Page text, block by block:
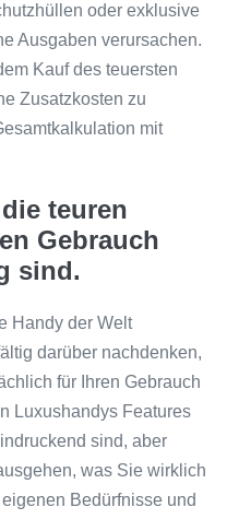
oder exklusive
Ausgaben verursachen.
Kauf des teuersten
Zusatzkosten zu
mit
teuren
Gebrauch
sind.
Handy der Welt
darüber nachdenken,
für Ihren Gebrauch
Luxushandys Features
sind, aber
was Sie wirklich
Bedürfnisse und